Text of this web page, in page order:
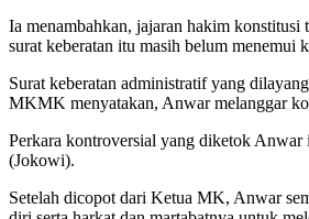
Ia menambahkan, jajaran hakim
surat keberatan itu masih belum menemui
Surat keberatan administratif yang
MKMK menyatakan, Anwar melanggar
Perkara kontroversial yang diketok
(Jokowi).
Setelah dicopot dari Ketua MK, Anwar